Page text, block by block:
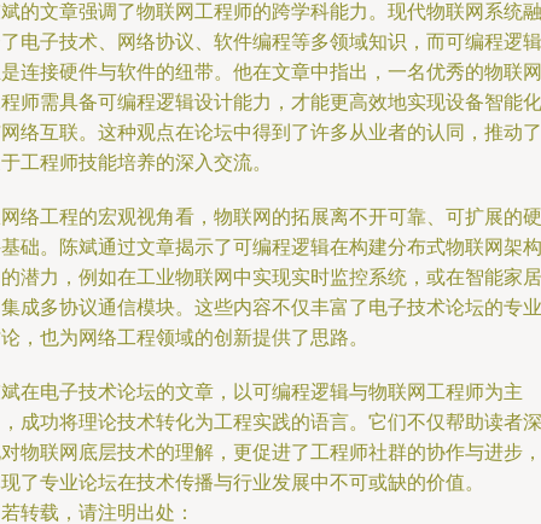
的文章强调了物联网工程师的跨学科能力。现代物联网系统融
电子技术、网络协议、软件编程等多领域知识，而可编程逻辑
连接硬件与软件的纽带。他在文章中指出，一名优秀的物联网
师需具备可编程逻辑设计能力，才能更高效地实现设备智能化
络互联。这种观点在论坛中得到了许多从业者的认同，推动了
工程师技能培养的深入交流。
络工程的宏观视角看，物联网的拓展离不开可靠、可扩展的硬
础。陈斌通过文章揭示了可编程逻辑在构建分布式物联网架构
潜力，例如在工业物联网中实现实时监控系统，或在智能家居
成多协议通信模块。这些内容不仅丰富了电子技术论坛的专业
，也为网络工程领域的创新提供了思路。
在电子技术论坛的文章，以可编程逻辑与物联网工程师为主
成功将理论技术转化为工程实践的语言。它们不仅帮助读者深
物联网底层技术的理解，更促进了工程师社群的协作与进步，
了专业论坛在技术传播与行业发展中不可或缺的价值。
转载，请注明出处：